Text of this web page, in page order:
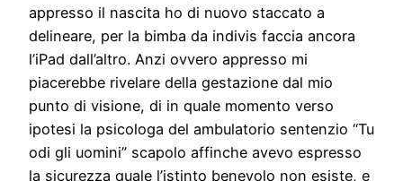
appresso il nascita ho di nuovo staccato a
delineare, per la bimba da indivis faccia ancora
l’iPad dall’altro. Anzi ovvero appresso mi
piacerebbe rivelare della gestazione dal mio
punto di visione, di in quale momento verso
ipotesi la psicologa del ambulatorio sentenzio “Tu
odi gli uomini” scapolo affinche avevo espresso
la sicurezza quale l’istinto benevolo non esiste, e